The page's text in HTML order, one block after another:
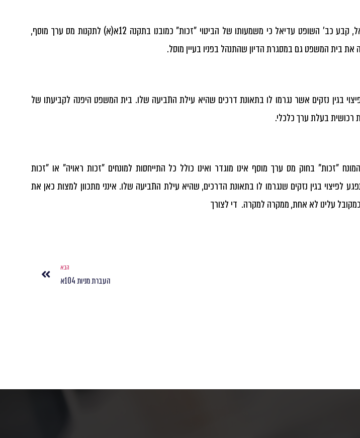
גע"א 9303/03 מוסל נ' מדינת ישראל, קבע כב' השופט עדיאל כי משמעותו של הביטוי "זכות" כמובנו בתקנה 12א(א) לתקנות מס ערך מוסף,
את בית המשפט גם במסגרת הדיון שהתנהל בפניו בעיין מוסל.
בגין נזקים אשר נגרמו לו בתאונת דרכים שהיא עילת התביעה שלו. בית המשפט היפנה לקביעתו של
רכושית בעלת ערך כלכלי.
כי "המונח "זכות" בחוק מס ערך מוסף אינו מוגדר ואינו כולל כל התייחסות למונחים "זכות ראויה" או "זכות
לפיצוי בגין נזקים שנגרמו לו בתאונת הדרכים, שהיא עילת התביעה שלו. אינני מתכוון למצות כאן את
עלינו לא אחת, ממקרה למקרה. די לצורך
הבא
העברת מניות 104א